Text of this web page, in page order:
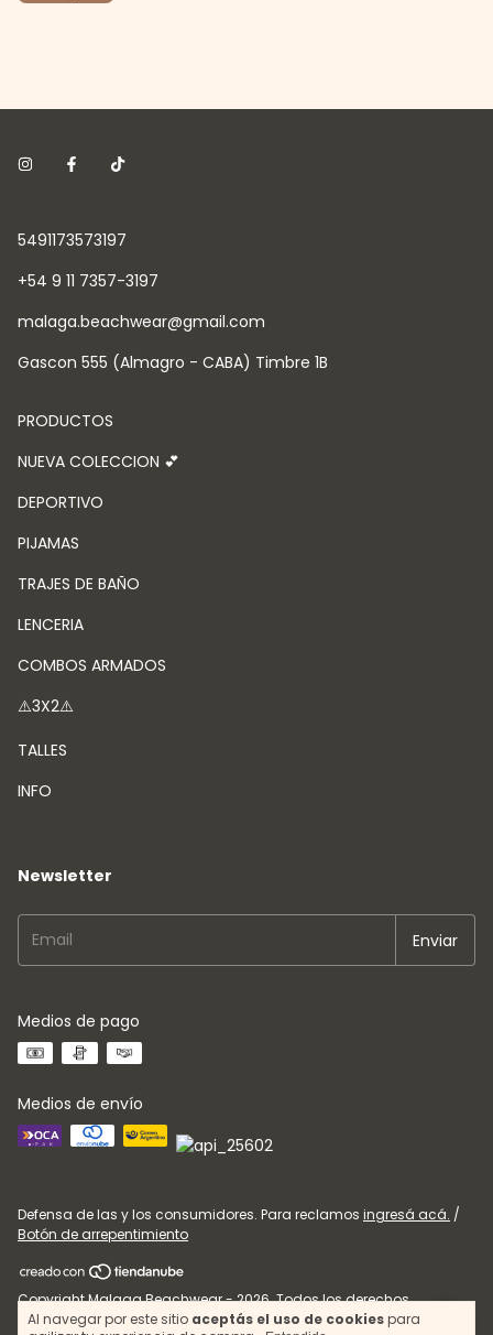
Al navegar por este sitio aceptás el uso de cookiespara
5491173573197
+54 9 11 7357-3197
malaga.beachwear@gmail.com
Gascon 555 (Almagro - CABA) Timbre 1B
PRODUCTOS
NUEVA COLECCION 💕
DEPORTIVO
PIJAMAS
TRAJES DE BAÑO
LENCERIA
COMBOS ARMADOS
⚠️3X2⚠️
TALLES
INFO
Newsletter
Medios de pago
Medios de envío
Defensa de las y los consumidores. Para reclamos ingresá acá. /
Botón de arrepentimiento
Copyright Malaga Beachwear - 2026. Todos los derechos
reservados.